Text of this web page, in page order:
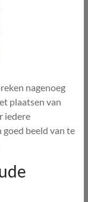
nagenoeg
plaatsen van
iedere
beeld van te